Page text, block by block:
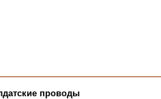
проводы